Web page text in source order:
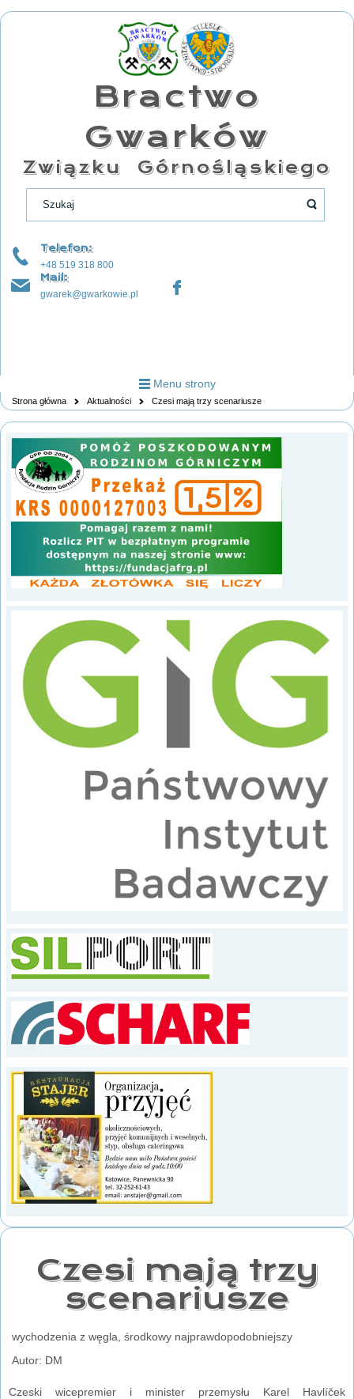
Bractwo
Gwarków
Związku Górnośląskiego
Telefon:
+48 519 318 800
Mail:
gwarek@gwarkowie.pl
Menu strony
Strona główna Aktualności Czesi mają trzy scenariusze
Czesi mają trzy
scenariusze
wychodzenia z węgla, środkowy najprawdopodobniejszy
Autor: DM
Czeski wicepremier i minister przemysłu Karel Havlíček